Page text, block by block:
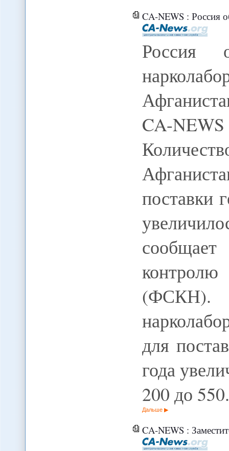
CA-NEWS : Россия
Россия
CA-
поставки
(ФСКН).
для
года
200 до
Дальше
CA-NEWS :